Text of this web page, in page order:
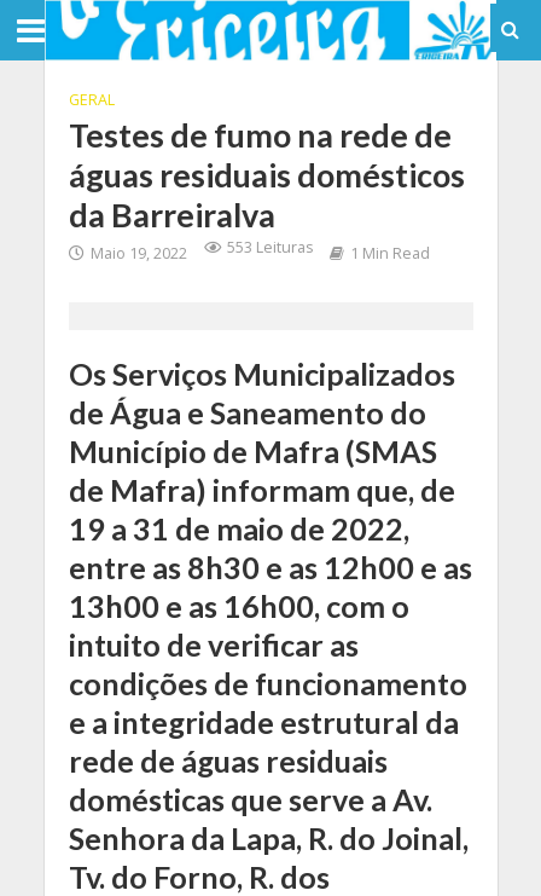
GERAL
Testes de fumo na rede de
águas residuais domésticos
da Barreiralva
Maio 19, 2022 553 Leituras 1 Min Read
Os Serviços Municipalizados
de Água e Saneamento do
Município de Mafra (SMAS
de Mafra) informam que, de
19 a 31 de maio de 2022,
entre as 8h30 e as 12h00 e as
13h00 e as 16h00, com o
intuito de verificar as
condições de funcionamento
e a integridade estrutural da
rede de águas residuais
domésticas que serve a Av.
Senhora da Lapa, R. do Joinal,
Tv. do Forno, R. dos